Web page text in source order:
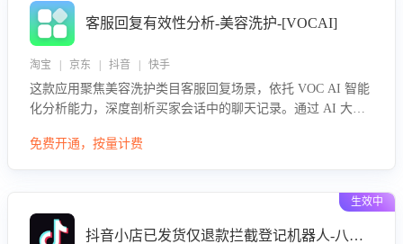
客服回复有效性分析-美容洗护-[VOCAI]
淘宝 | 京东 | 抖音 | 快手
这款应用聚焦美容洗护类目客服回复场景，依托 VOC AI 智能
化分析能力，深度剖析买家会话中的聊天记录。通过 AI 大模
效性与完整性，输出针对性改进策略，助力商家快速优化快捷
免费开通，按量计费
生效中
抖音小店已发货仅退款拦截登记机器人-八爪鱼